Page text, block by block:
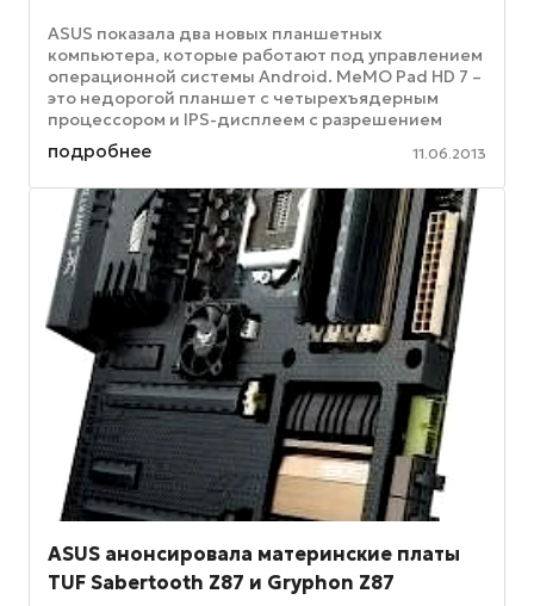
ASUS показала два новых планшетных
компьютера, которые работают под управлением
операционной системы Android. MeMO Pad HD 7 –
это недорогой планшет с четырехъядерным
процессором и IPS-дисплеем с разрешением
1280х800 пикселей, а более мощная модель ...
подробнее 11.06.2013
ASUS анонсировала материнские платы
TUF Sabertooth Z87 и Gryphon Z87